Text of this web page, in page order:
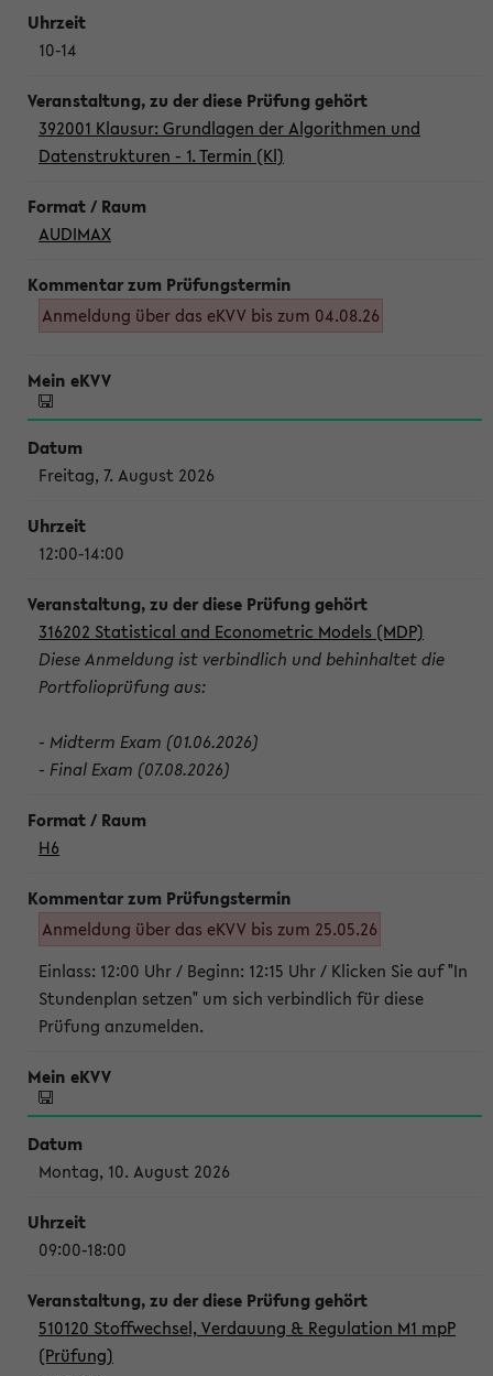
10-14
392001 Klausur: Grundlagen der Algorithmen und
Datenstrukturen - 1. Termin (Kl)
AUDIMAX
Anmeldung über das eKVV bis zum 04.08.26
Freitag, 7. August 2026
12:00-14:00
316202 Statistical and Econometric Models (MDP)
Diese Anmeldung ist verbindlich und behinhaltet die
Portfolioprüfung aus:
- Midterm Exam (01.06.2026)
- Final Exam (07.08.2026)
H6
Anmeldung über das eKVV bis zum 25.05.26
Einlass: 12:00 Uhr / Beginn: 12:15 Uhr / Klicken Sie auf "In
Stundenplan setzen" um sich verbindlich für diese
Prüfung anzumelden.
Montag, 10. August 2026
09:00-18:00
510120 Stoffwechsel, Verdauung & Regulation M1 mpP
(Prüfung)